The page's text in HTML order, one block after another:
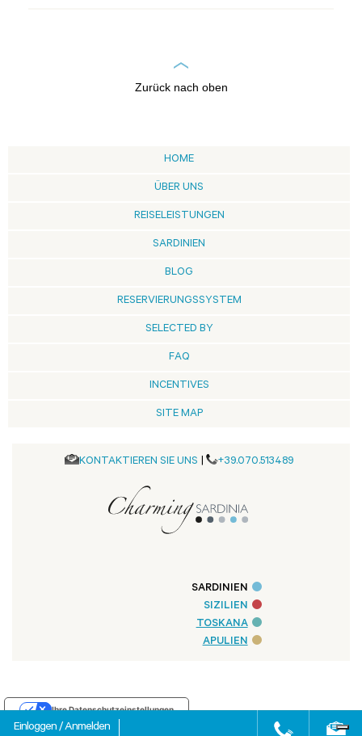
Zurück nach oben
HOME
ÜBER UNS
REISELEISTUNGEN
SARDINIEN
BLOG
RESERVIERUNGSSYSTEM
SELECTED BY
FAQ
INCENTIVES
SITE MAP
KONTAKTIEREN SIE UNS +39.070.513489
SARDINIEN
SIZILIEN
TOSKANA
APULIEN
Einloggen/Anmelden
Hinweis bei Erhebung
Ihre Datenschutzeinstellungen